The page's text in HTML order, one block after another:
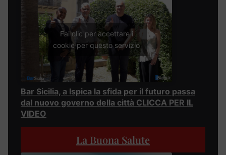
Fai clic per accettare i
cookie per questo servizio
Bar Sicilia, a Ispica la sfida per il futuro passa
dal nuovo governo della città CLICCA PER IL
VIDEO
La Buona Salute